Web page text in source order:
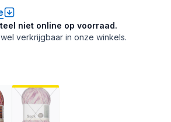
niet online op voorraad.
verkrijgbaar in onze winkels.